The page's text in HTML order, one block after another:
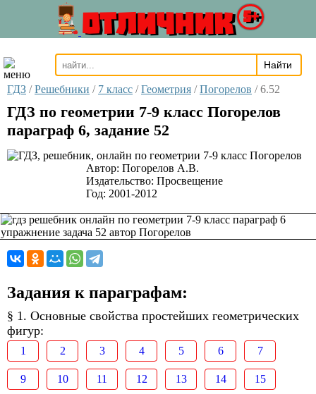
ОТЛИЧНИК 5+
ГДЗ / Решебники / 7 класс / Геометрия / Погорелов / 6.52
ГДЗ по геометрии 7-9 класс Погорелов
параграф 6, задание 52
Автор: Погорелов А.В.
Издательство: Просвещение
Год: 2001-2012
Задания к параграфам:
§ 1. Основные свойства простейших геометрических
фигур:
1 2 3 4 5 6 7
9 10 11 12 13 14 15